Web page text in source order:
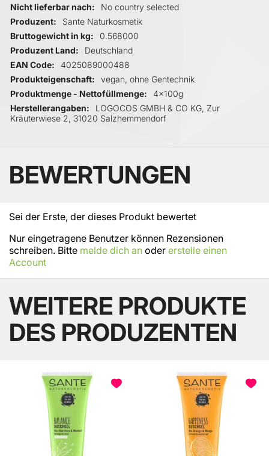
Nicht lieferbar nach
No country selected
Produzent
Sante Naturkosmetik
Bruttogewicht in kg
0.568000
Produzent Land
Deutschland
EAN Code
4025089000488
Produkteigenschaft
vegan, ohne Gentechnik
Produktmenge - Nettofüllmenge
4x100g
Herstellerangaben
LOGOCOS GMBH & CO KG, Zur
Kräuterwiese 2, 31020 Salzhemmendorf
BEWERTUNGEN
Sei der Erste, der dieses Produkt bewertet
Nur eingetragene Benutzer können Rezensionen
schreiben. Bitte melde dich an oder erstelle einen
Account
WEITERE PRODUKTE
DES PRODUZENTEN